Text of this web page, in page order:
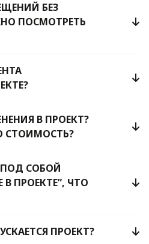
БЕЗ
ПОСМОТРЕТЬ
В ПРОЕКТ?
СТОИМОСТЬ?
СОБОЙ
ПРОЕКТЕ”, ЧТО
ПРОЕКТ?